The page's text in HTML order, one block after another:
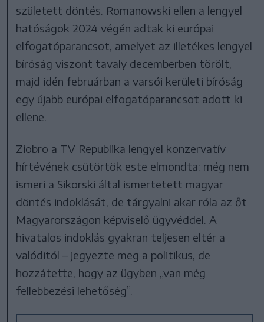
született döntés. Romanowski ellen a lengyel
hatóságok 2024 végén adtak ki európai
elfogatóparancsot, amelyet az illetékes lengyel
bíróság viszont tavaly decemberben törölt,
majd idén februárban a varsói kerületi bíróság
egy újabb európai elfogatóparancsot adott ki
ellene.
Ziobro a TV Republika lengyel konzervatív
hírtévének csütörtök este elmondta: még nem
ismeri a Sikorski által ismertetett magyar
döntés indoklását, de tárgyalni akar róla az őt
Magyarországon képviselő ügyvéddel. A
hivatalos indoklás gyakran teljesen eltér a
valóditól – jegyezte meg a politikus, de
hozzátette, hogy az ügyben „van még
fellebbezési lehetőség”.